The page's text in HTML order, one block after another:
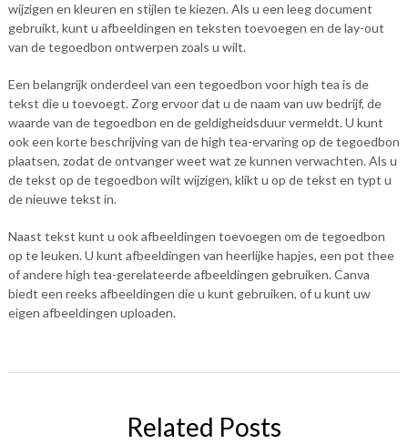
wijzigen en kleuren en stijlen te kiezen. Als u een leeg document
gebruikt, kunt u afbeeldingen en teksten toevoegen en de lay-out
van de tegoedbon ontwerpen zoals u wilt.
Een belangrijk onderdeel van een tegoedbon voor high tea is de
tekst die u toevoegt. Zorg ervoor dat u de naam van uw bedrijf, de
waarde van de tegoedbon en de geldigheidsduur vermeldt. U kunt
ook een korte beschrijving van de high tea-ervaring op de tegoedbon
plaatsen, zodat de ontvanger weet wat ze kunnen verwachten. Als u
de tekst op de tegoedbon wilt wijzigen, klikt u op de tekst en typt u
de nieuwe tekst in.
Naast tekst kunt u ook afbeeldingen toevoegen om de tegoedbon
op te leuken. U kunt afbeeldingen van heerlijke hapjes, een pot thee
of andere high tea-gerelateerde afbeeldingen gebruiken. Canva
biedt een reeks afbeeldingen die u kunt gebruiken, of u kunt uw
eigen afbeeldingen uploaden.
Related Posts